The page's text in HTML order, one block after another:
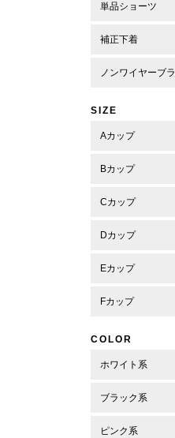
単品ショーツ
補正下着
ノンワイヤーブラ
SIZE
Aカップ
Bカップ
Cカップ
Dカップ
Eカップ
Fカップ
COLOR
ホワイト系
ブラック系
ピンク系